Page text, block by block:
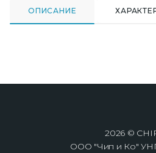
ОПИСАНИЕ
2026 ©
ООО "Чип и Ко" УНП